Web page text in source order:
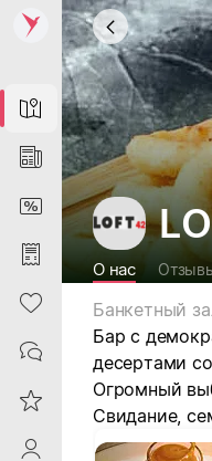
Map
News
DiscountCard
Purchases
Heart
Contacts
Reviews
ProfileSaby
О нас
Банкетный
Бар с
десертами
Огромный
Свидание,